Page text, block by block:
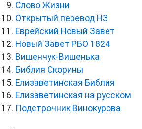
Слово Жизни
Открытый перевод НЗ
Еврейский Новый Завет
Новый Завет РБО 1824
Вишенчук-Вишенька
Библия Скорины
Елизаветинская Библия
Елизаветинская на русском
Подстрочник Винокурова